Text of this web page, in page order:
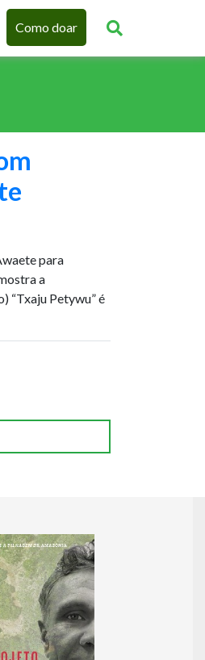
Como doar
para
a
“Txaju Petywu” é